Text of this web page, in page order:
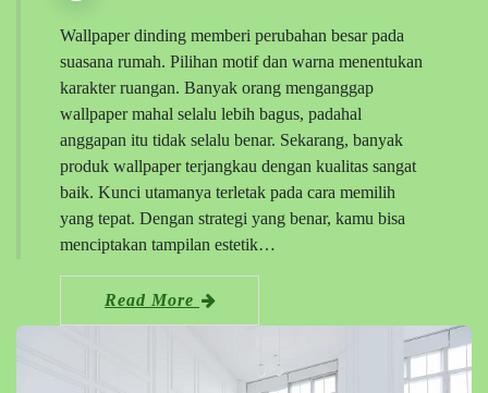
Wallpaper dinding memberi perubahan besar pada
suasana rumah. Pilihan motif dan warna menentukan
karakter ruangan. Banyak orang menganggap
wallpaper mahal selalu lebih bagus, padahal
anggapan itu tidak selalu benar. Sekarang, banyak
produk wallpaper terjangkau dengan kualitas sangat
baik. Kunci utamanya terletak pada cara memilih
yang tepat. Dengan strategi yang benar, kamu bisa
menciptakan tampilan estetik…
Read More